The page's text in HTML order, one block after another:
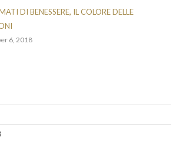
DI BENESSERE, IL COLORE DELLE
6, 2018